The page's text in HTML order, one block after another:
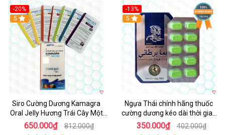
-20%
5
Siro Cường Dương Kamagra
Oral Jelly Hương Trái Cây Một
Hộp 7 Gói 100g
650.000₫ 812.000₫
-13%
Hot
5
Ngựa Thái chính hãng thuốc
cường dương kéo dài thời gian
cho Nam hộp 10 viên
350.000₫ 402.000₫